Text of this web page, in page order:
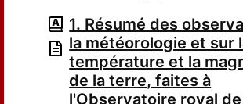
1. Résumé des
la météorologie et sur
température et la
de la terre, faites à
l'Observatoire royal de